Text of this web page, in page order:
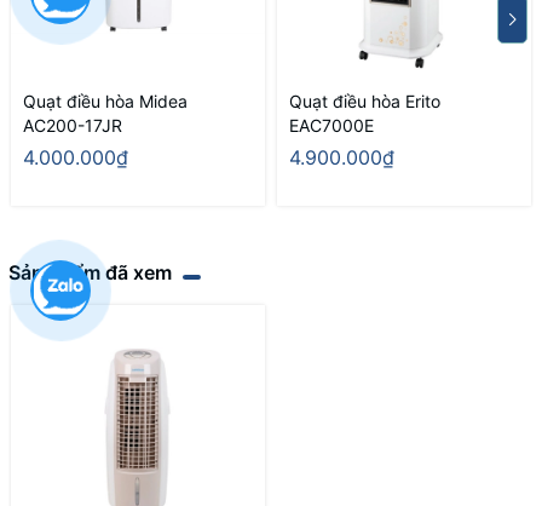
Quạt điều hòa Midea
AC200-17JR
4.000.000₫
Quạt điều hòa Erito
EAC7000E
4.900.000₫
Sản phẩm đã xem